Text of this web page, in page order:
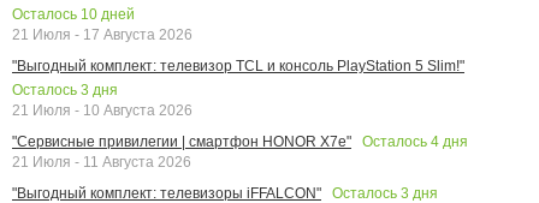
Осталось 10 дней
21 Июля - 17 Августа 2026
"Выгодный комплект: телевизор TCL и консоль PlayStation 5 Slim!"
Осталось 3 дня
21 Июля - 10 Августа 2026
"Сервисные привилегии | смартфон HONOR X7e"
Осталось 4 дня
21 Июля - 11 Августа 2026
"Выгодный комплект: телевизоры iFFALCON"
Осталось 3 дня